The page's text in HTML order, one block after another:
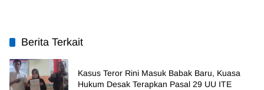
Berita Terkait
Kasus Teror Rini Masuk Babak Baru, Kuasa
Hukum Desak Terapkan Pasal 29 UU ITE